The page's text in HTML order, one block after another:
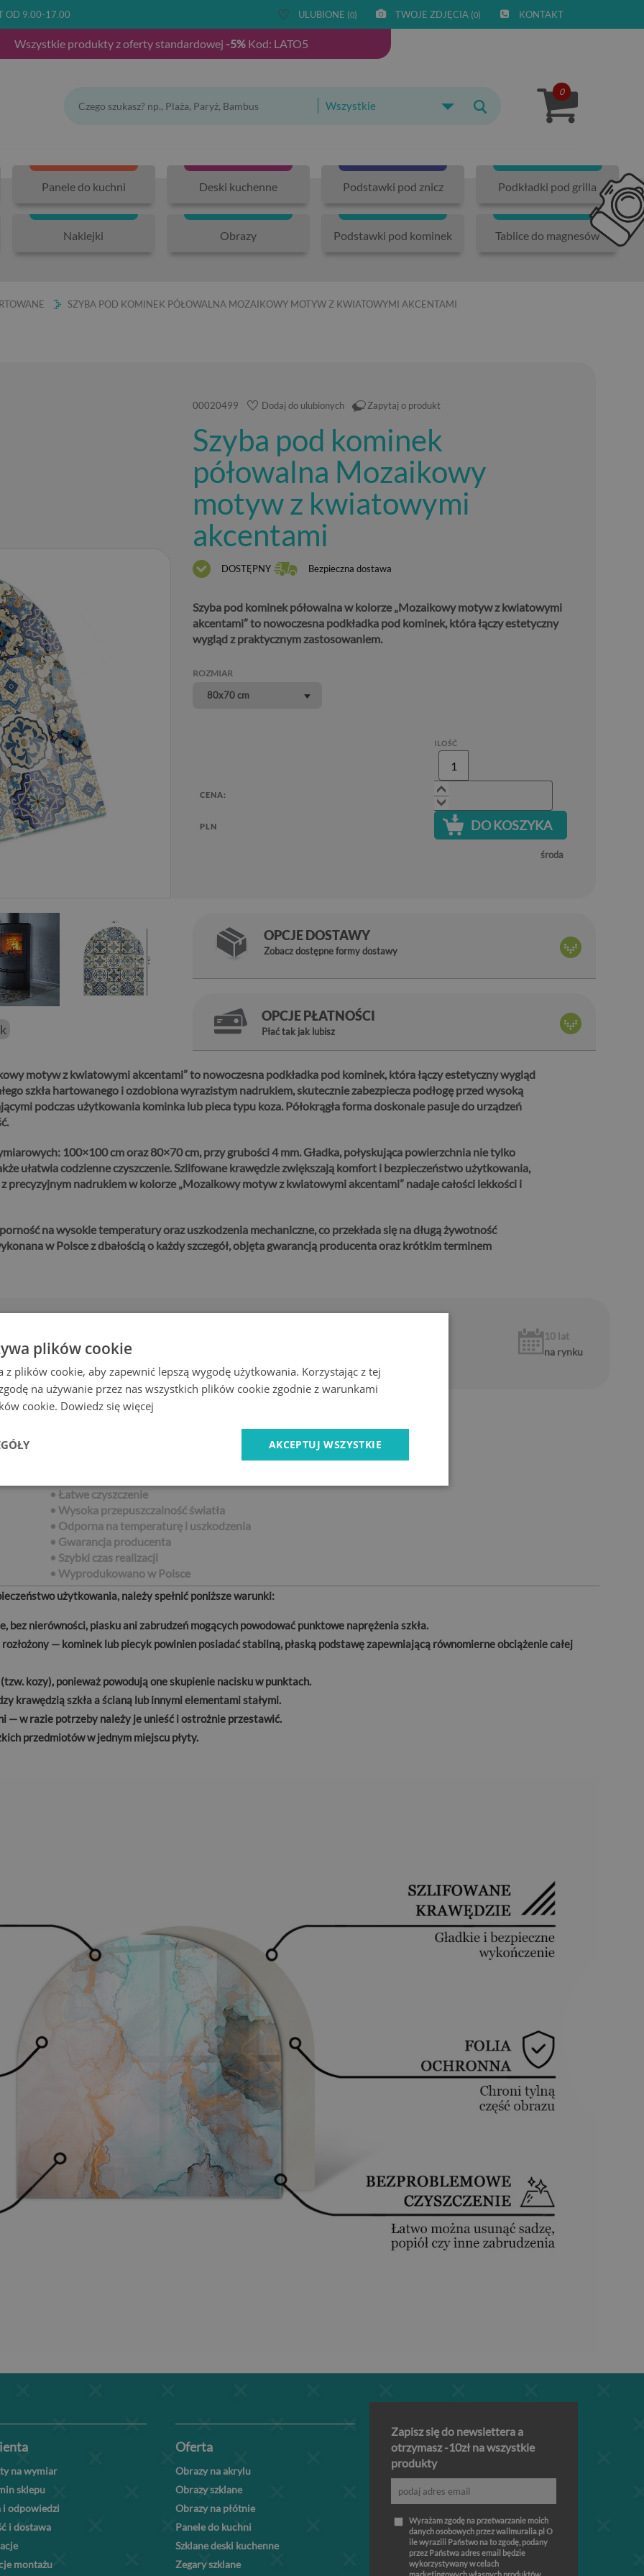
OD 9.00-17.00 ULUBIONE (0) TWOJE ZDJĘCIA (0) KONTAKT
Wszystkie produkty z oferty standardowej -5%Kod: LATO5
Wszystkie
0
Panele do kuchni Deski kuchenne Podstawki pod znicz Podkładki pod grilla
Naklejki Obrazy Podstawki pod kominek Tablice do magnesów
SZYBA POD KOMINEK PÓŁOWALNA MOZAIKOWY MOTYW Z KWIATOWYMI AKCENTAMI
00020499 Dodaj do ulubionych Zapytaj o produkt
Szyba pod kominek
półowalna Mozaikowy
motyw z kwiatowymi
akcentami
DOSTĘPNY Bezpieczna dostawa
Szyba pod kominek półowalna w kolorze „Mozaikowy motyw z kwiatowymi
akcentami” to nowoczesna podkładka pod kominek, która łączy estetyczny
wygląd z praktycznym zastosowaniem.
ROZMIAR
80x70 cm
CENA:
PLN
ILOŚĆ
DO KOSZYKA
środa
motyw z kwiatowymi akcentami” to nowoczesna podkładka pod kominek, która łączy estetyczny wygląd
szkła hartowanego i ozdobiona wyrazistym nadrukiem, skutecznie zabezpiecza podłogę przed wysoką
podczas użytkowania kominka lub pieca typu koza. Półokrągła forma doskonale pasuje do urządzeń
100×100 cm oraz 80×70 cm, przy grubości 4 mm. Gładka, połyskująca powierzchnia nie tylko
ułatwia codzienne czyszczenie. Szlifowane krawędzie zwiększają komfort i bezpieczeństwo użytkowania,
precyzyjnym nadrukiem w kolorze „Mozaikowy motyw z kwiatowymi akcentami” nadaje całości lekkości i
na wysokie temperatury oraz uszkodzenia mechaniczne, co przekłada się na długą żywotność
w Polsce z dbałością o każdy szczegół, objęta gwarancją producenta oraz krótkim terminem
OPCJE DOSTAWY
Zobacz dostępne formy dostawy
OPCJE PŁATNOŚCI
Płać tak jak lubisz
dostawa
10 lat
na rynku
• Łatwe czyszczenie
• Wysoka przepuszczalność światła
• Odporna na temperaturę i uszkodzenia
• Gwarancja producenta
• Szybki czas realizacji
• Wyprodukowano w Polsce
użytkowania, należy spełnić poniższe warunki:
bez nierówności, piasku ani zabrudzeń mogących powodować punktowe naprężenia szkła.
— kominek lub piecyk powinien posiadać stabilną, płaską podstawę zapewniającą równomierne obciążenie całej
kozy), ponieważ powodują one skupienie nacisku w punktach.
krawędzią szkła a ścianą lub innymi elementami stałymi.
— w razie potrzeby należy je unieść i ostrożnie przestawić.
przedmiotów w jednym miejscu płyty.
na wymiar
sklepu
i odpowiedzi
i dostawa
montażu
Oferta
Obrazy na akrylu
Obrazy szklane
Obrazy na płótnie
Panele do kuchni
Szklane deski kuchenne
Zegary szklane
Zapisz się do newslettera a
otrzymasz -10zł na wszystkie
produkty
Wyrażam zgodę na przetwarzanie moich
danych osobowych przez wallmuralia.pl O
ile wyrazili Państwo na to zgodę, podany
przez Państwa adres email będzie
wykorzystywany w celach
plików cookie
z plików cookie, aby zapewnić lepszą wygodę użytkowania. Korzystając z tej
na używanie przez nas wszystkich plików cookie zgodnie z warunkami
cookie. Dowiedz się więcej
AKCEPTUJ WSZYSTKIE